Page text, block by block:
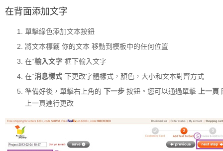
在背面添加文字
單擊綠色添加文本按鈕
將文本標籤 你的文本 移動到模板中的任何位置
在“輸入文字”框下輸入文字
在“消息樣式”下更改字體樣式，顏色，大小和文本對齊方式
準備好後，單擊右上角的 下一步 按鈕。您可以通過單擊 上一頁
上一頁進行更改